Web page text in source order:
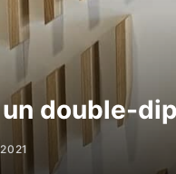
un double-